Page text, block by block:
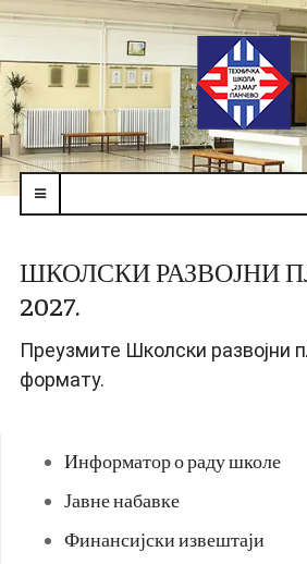
navbar-
ШКОЛСКИ РАЗВОЈНИ
2027.
Преузмите Школски развојни
формату.
Информатор о раду школе
Јавне набавке
Финансијски извештаји